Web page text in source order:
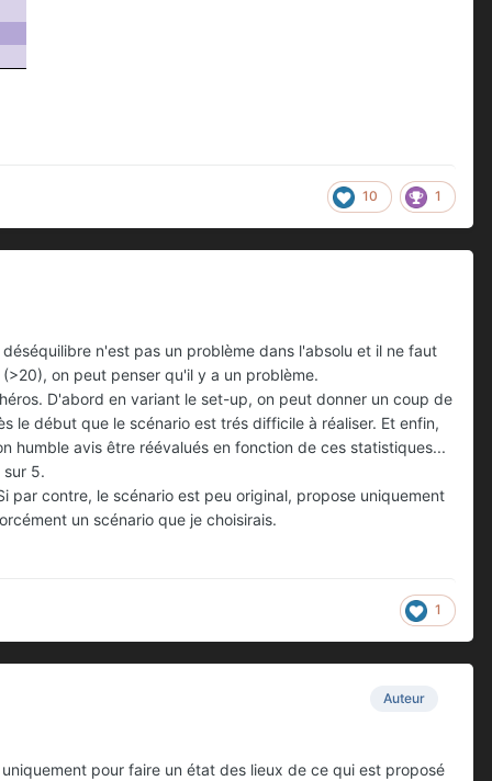
10 1
n'est pas un problème dans l'absolu et il ne faut
on peut penser qu'il y a un problème.
D'abord en variant le set-up, on peut donner un coup de
le début que le scénario est trés difficile à réaliser. Et enfin,
humble avis être réévalués en fonction de ces statistiques...
5.
par contre, le scénario est peu original, propose uniquement
un scénario que je choisirais.
1
Auteur
pour faire un état des lieux de ce qui est proposé